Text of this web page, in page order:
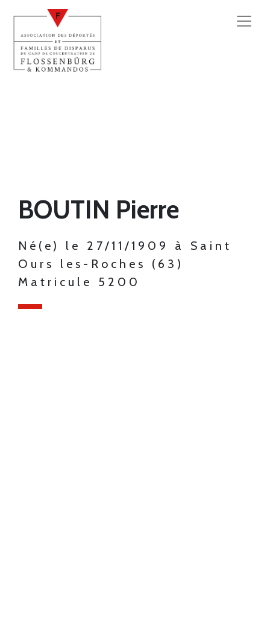
BOUTIN Pierre
Né(e) le 27/11/1909 à Saint
Ours les-Roches (63)
Matricule 5200